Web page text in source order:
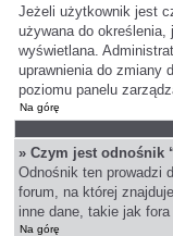
Jeżeli użytkownik jest
używana do określenia,
wyświetlana.
uprawnienia do zmiany
poziomu panelu
Na górę
» Czym jest odnośnik
Odnośnik ten prowadzi
forum, na której
inne dane, takie jak
Na górę